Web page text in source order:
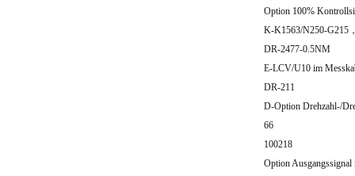
Option 100%
K-K1563/N250-G215
DR-2477-0.5NM
E-LCV/U10 im
DR-211
D-Option Drehzahl-/
66
100218
Option